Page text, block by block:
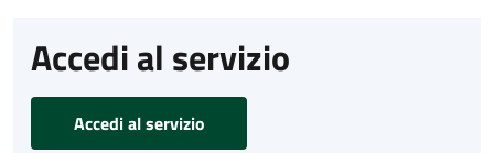
Accedi al servizio
Accedi al servizio